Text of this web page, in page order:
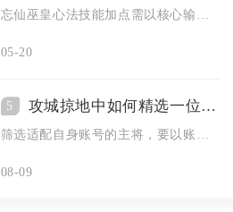
忘仙巫皇心法技能加点需以核心输出、生存防御、控场辅助为核心逻...
05-20
5 攻城掠地中如何精选一位合适的主将
08-09